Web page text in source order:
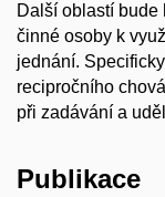
Další oblastí bude
činné osoby k
jednání.
recipročního
při zadávání a
Publikace